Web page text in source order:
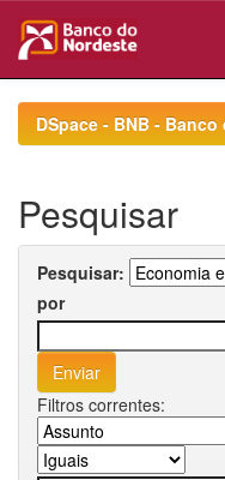
navigationDSpace - BNB -
Pesquisar
Pesquisar:
por
Filtros correntes: